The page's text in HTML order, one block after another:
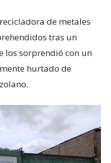
de metales
tras un
los sorprendió con un
hurtado de